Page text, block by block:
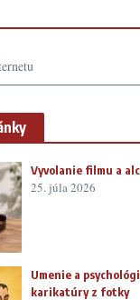
Vyvolanie filmu a
25. júla 2026
Umenie a
karikatúry z fotky